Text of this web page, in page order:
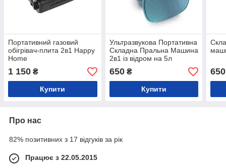
Портативний газовий
обігрівач-плита 2в1 Happy
Hоme
1 150 ₴
Купити
Ультразвукова Портативна
Складна Пральна Машина
2в1 із відром на 5л
650₴
Купити
650
Про нас
82% позитивних з 17 відгуків за рік
Працює з 22.05.2015